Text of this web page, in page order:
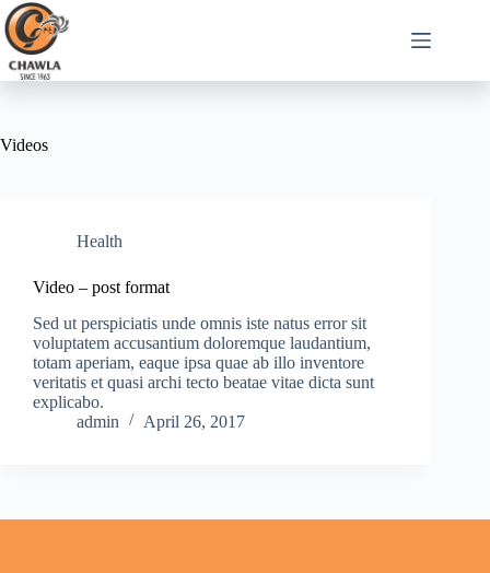
Videos
Health
Video – post format
Sed ut perspiciatis unde omnis iste natus error sit
voluptatem accusantium doloremque laudantium,
totam aperiam, eaque ipsa quae ab illo inventore
veritatis et quasi archi tecto beatae vitae dicta sunt
explicabo.
admin
April 26, 2017